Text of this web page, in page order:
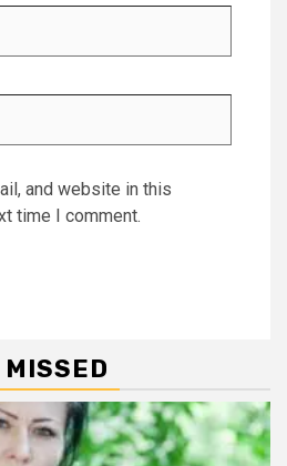
and website in this
time I comment.
MISSED